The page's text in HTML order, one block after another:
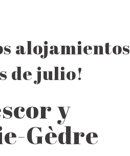
alojamientos
de julio!
y
Gèdre